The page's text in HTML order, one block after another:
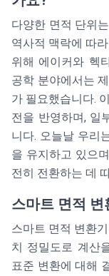
다양한 면적 단위
역사적 맥락에 따
위해 에이커와 헥
공학 분야에서는
가 필요했습니다.
전을 반영하며, 일
니다. 오늘날 우리
을 유지하고 있으
전히 전환하는 데
스마트 면적
스마트 면적 변환
치 정밀도로 계산
표준 변환에 대해